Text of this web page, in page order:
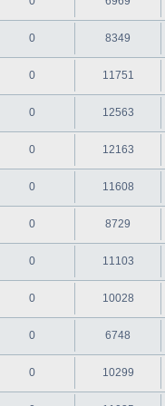
0 8349
0 11751
0 12563
0 12163
0 11608
0 8729
0 11103
0 10028
0 6748
0 10299